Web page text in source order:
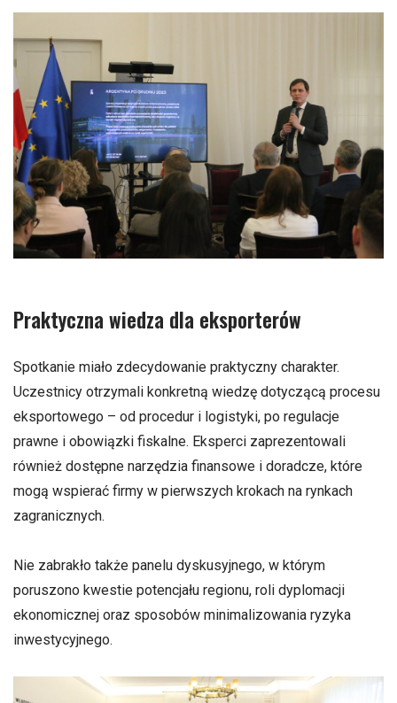
Praktyczna wiedza dla eksporterów
Spotkanie miało zdecydowanie praktyczny charakter.
Uczestnicy otrzymali konkretną wiedzę dotyczącą procesu
eksportowego – od procedur i logistyki, po regulacje
prawne i obowiązki fiskalne. Eksperci zaprezentowali
również dostępne narzędzia finansowe i doradcze, które
mogą wspierać firmy w pierwszych krokach na rynkach
zagranicznych.
Nie zabrakło także panelu dyskusyjnego, w którym
poruszono kwestie potencjału regionu, roli dyplomacji
ekonomicznej oraz sposobów minimalizowania ryzyka
inwestycyjnego.